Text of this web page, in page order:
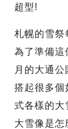
超型!
札幌的雪祭
為了準備這
月的大通公
搭起很多個
式各樣的大
大雪像是